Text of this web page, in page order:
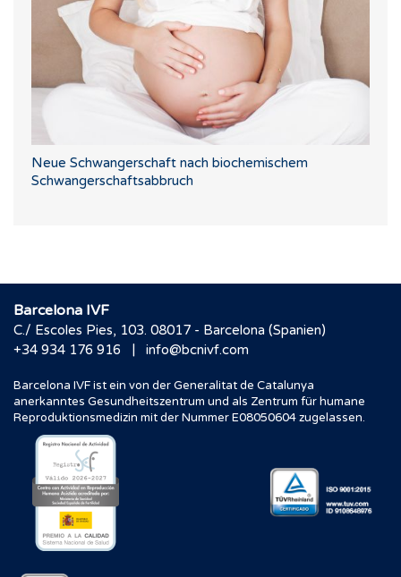
Neue Schwangerschaft nach biochemischem
Schwangerschaftsabbruch
Barcelona IVF
C./ Escoles Pies, 103. 08017 - Barcelona (Spanien)
+34 934 176 916
| info@bcnivf.com
Barcelona IVF ist ein von der Generalitat de Catalunya
anerkanntes Gesundheitszentrum und als Zentrum für humane
Reproduktionsmedizin mit der Nummer E08050604 zugelassen.